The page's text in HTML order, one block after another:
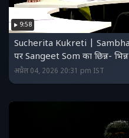
9:58
Sucherita Kukreti |
पर Sangeet Som का छिन्न-
अप्रैल 04, 2026 20:31 pm IST